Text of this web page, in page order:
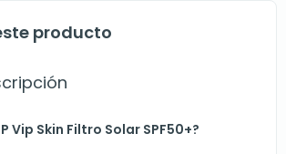
producto
Vip Skin Filtro Solar SPF50+?